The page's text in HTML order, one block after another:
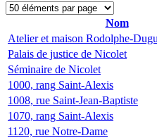
Nom
Atelier et maison Rodolphe-
Palais de justice de Nicolet
Séminaire de Nicolet
1000, rang Saint-Alexis
1008, rue Saint-Jean-Baptiste
1070, rang Saint-Alexis
1120, rue Notre-Dame